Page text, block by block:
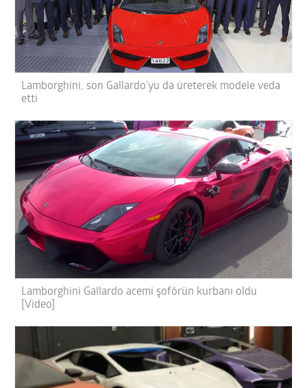
Lamborghini, son Gallardo’yu da üreterek modele veda
etti
Lamborghini Gallardo acemi şoförün kurbanı oldu
[Video]